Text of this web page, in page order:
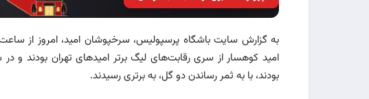
امید کوهسار از سری رقابت‌های لیگ برتر امیدهای تهران بودند و
بودند، با به ثمر رساندن دو گل، به برتری رسیدند.